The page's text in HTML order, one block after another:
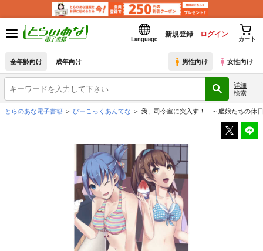
Language
新規登録 ログイン
カート
全年齢向け 成年向け 男性向け 女性向け
詳細
検索
とらのあな電子書籍
ぴーこっくあんてな 我、司令室に突入す！ ～艦娘たちの休